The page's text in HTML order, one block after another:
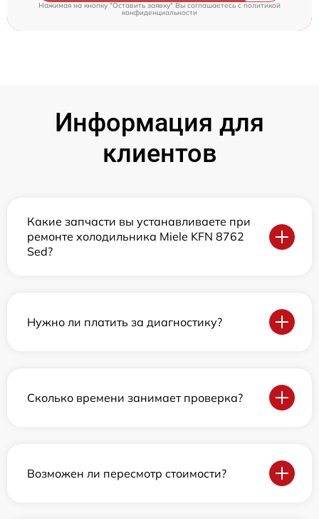
Нажимая на кнопку "Оставить заявку" Вы соглашаетесь cполитикой
конфиденциальности
Информация для
клиентов
Какие запчасти вы устанавливаете при
ремонте холодильника Miele KFN 8762
Sed?
Нужно ли платить за диагностику?
Сколько времени занимает проверка?
Возможен ли пересмотр стоимости?